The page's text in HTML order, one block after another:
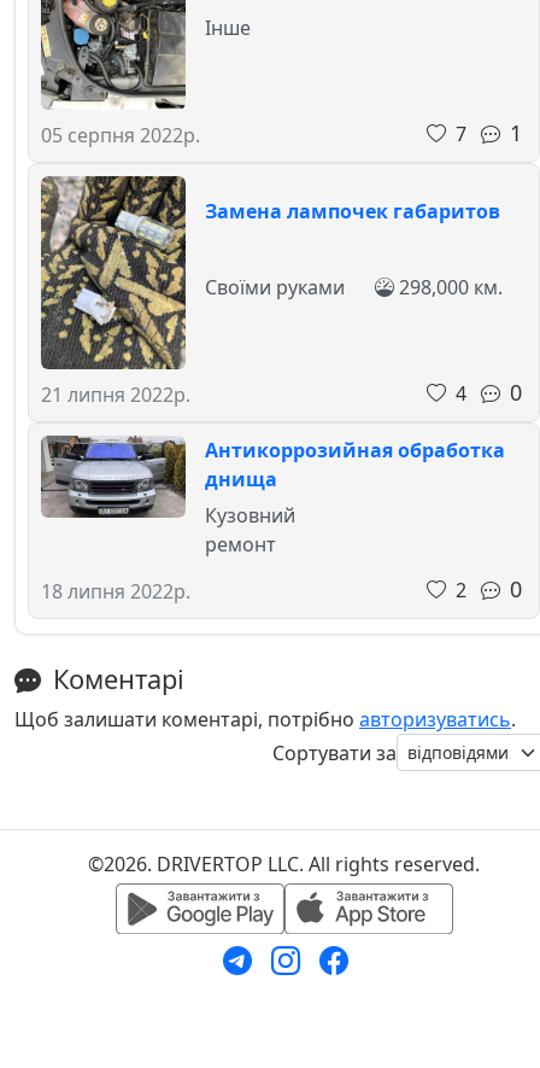
05 серпня 2022р.
Інше
7 1
Замена лампочек габаритов
21 липня 2022р.
Своїми руками 298,000 км.
4 0
Антикоррозийная обработка
днища
18 липня 2022р.
Кузовний
ремонт
2
0
Коментарі
Щоб залишати коментарі, потрібно авторизуватись.
Сортувати за
©2026. DRIVERTOP LLC. All rights reserved.